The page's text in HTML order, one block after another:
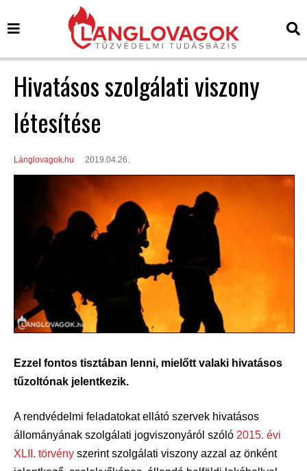
Hivatásos szolgálati viszony
létesítése
Lánglovagok.hu 2019.04.26.
Ezzel fontos tisztában lenni, mielőtt valaki hivatásos
tűzoltónak jelentkezik.
A rendvédelmi feladatokat ellátó szervek hivatásos
állományának szolgálati jogviszonyáról szóló 2015. évi
XLII. törvény szerint szolgálati viszony azzal az önként